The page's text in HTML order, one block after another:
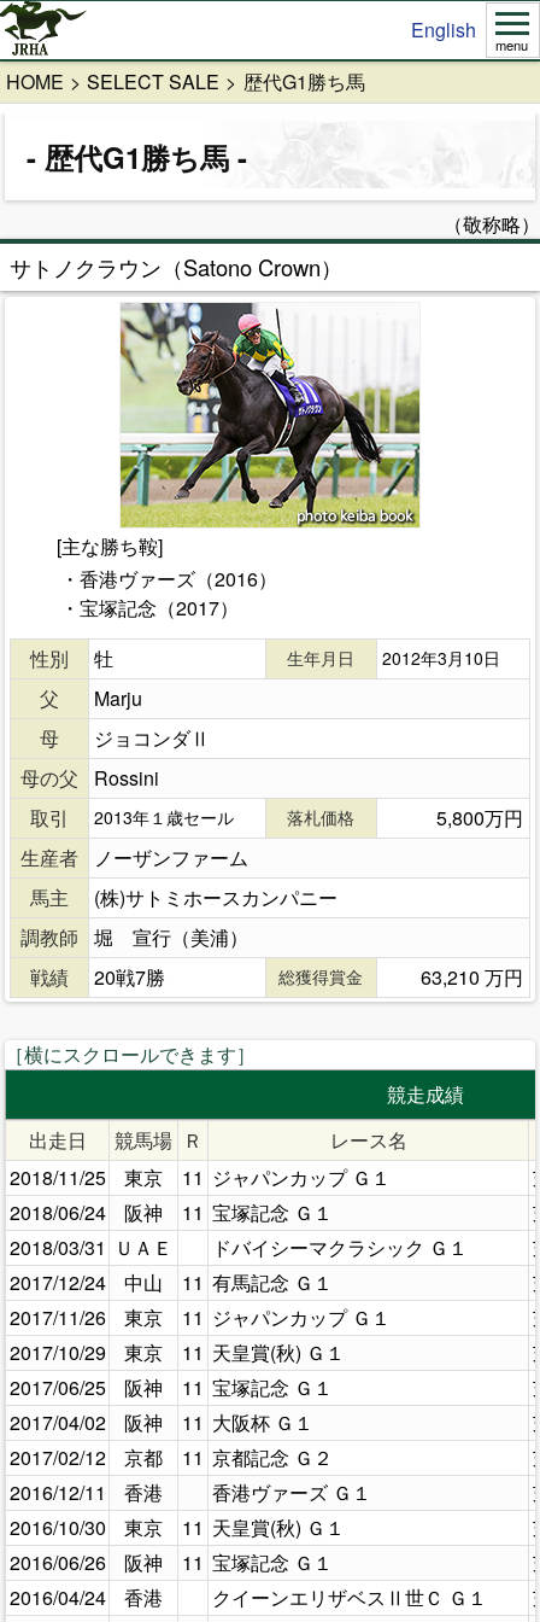
English
menu
HOME SELECT SALE 歴代G1勝ち馬
歴代G1勝ち馬
（敬称略）
サトノクラウン（Satono Crown）
[主な勝ち鞍]
・香港ヴァーズ（2016）
・宝塚記念（2017）
性別
牡 生年月日 2012年3月10日
父
Marju
母
ジョコンダⅡ
母の父
Rossini
取引
2013年１歳セール 落札価格
5,800万円
生産者
ノーザンファーム
馬主
(株)サトミホースカンパニー
調教師
堀 宣行（美浦）
戦績
20戦7勝 総獲得賞金 63,210 万円
競走成績
出走日
競馬場 Ｒ
レース名
2018/11/25
東京 11 ジャパンカップ Ｇ１
2018/06/24
阪神 11 宝塚記念 Ｇ１
2018/03/31
ＵＡＥ ドバイシーマクラシック Ｇ１
2017/12/24
中山 11 有馬記念 Ｇ１
2017/11/26
東京 11 ジャパンカップ Ｇ１
2017/10/29
東京 11 天皇賞(秋) Ｇ１
2017/06/25
阪神 11 宝塚記念 Ｇ１
2017/04/02
阪神 11 大阪杯 Ｇ１
2017/02/12
京都 11 京都記念 Ｇ２
2016/12/11
香港 香港ヴァーズ Ｇ１
2016/10/30
東京 11 天皇賞(秋) Ｇ１
2016/06/26
阪神 11 宝塚記念 Ｇ１
2016/04/24
香港 クイーンエリザベスⅡ世Ｃ Ｇ１